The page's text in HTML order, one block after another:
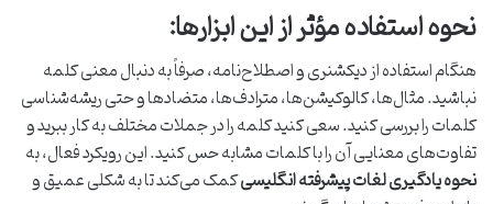
نحوه استفاده مؤثر از این ابزارها:
هنگام استفاده از دیکشنری و اصطلاح‌نامه، صرفاً به دنبال معنی کلمه
نباشید. مثال‌ها، کالوکیشن‌ها، مترادف‌ها، متضادها و حتی ریشه‌شناسی
کلمات را بررسی کنید. سعی کنید کلمه را در جملات مختلف به کار ببرید و
تفاوت‌های معنایی آن را با کلمات مشابه حس کنید. این رویکرد فعال، به
نحوه یادگیری لغات پیشرفته انگلیسیکمک می‌کند تا به شکلی عمیق و